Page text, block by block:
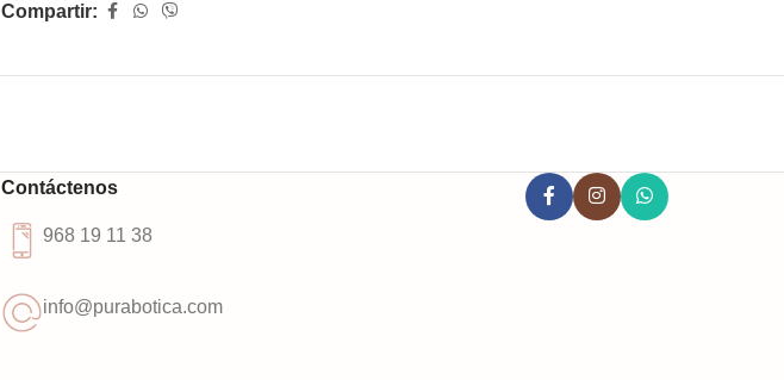
Compartir:
Contáctenos
968 19 11 38
info@purabotica.com